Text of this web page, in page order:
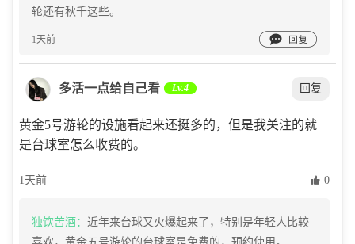
轮还有秋千这些。
1天前 
多活一点给自己看 Lv.4 回复
黄金5号游轮的设施看起来还挺多的，但是我关注的就
是台球室怎么收费的。
1天前  0
独饮苦酒： 近年来台球又火爆起来了，特别是年轻人比较
喜欢，黄金五号游轮的台球室是免费的，预约使用。